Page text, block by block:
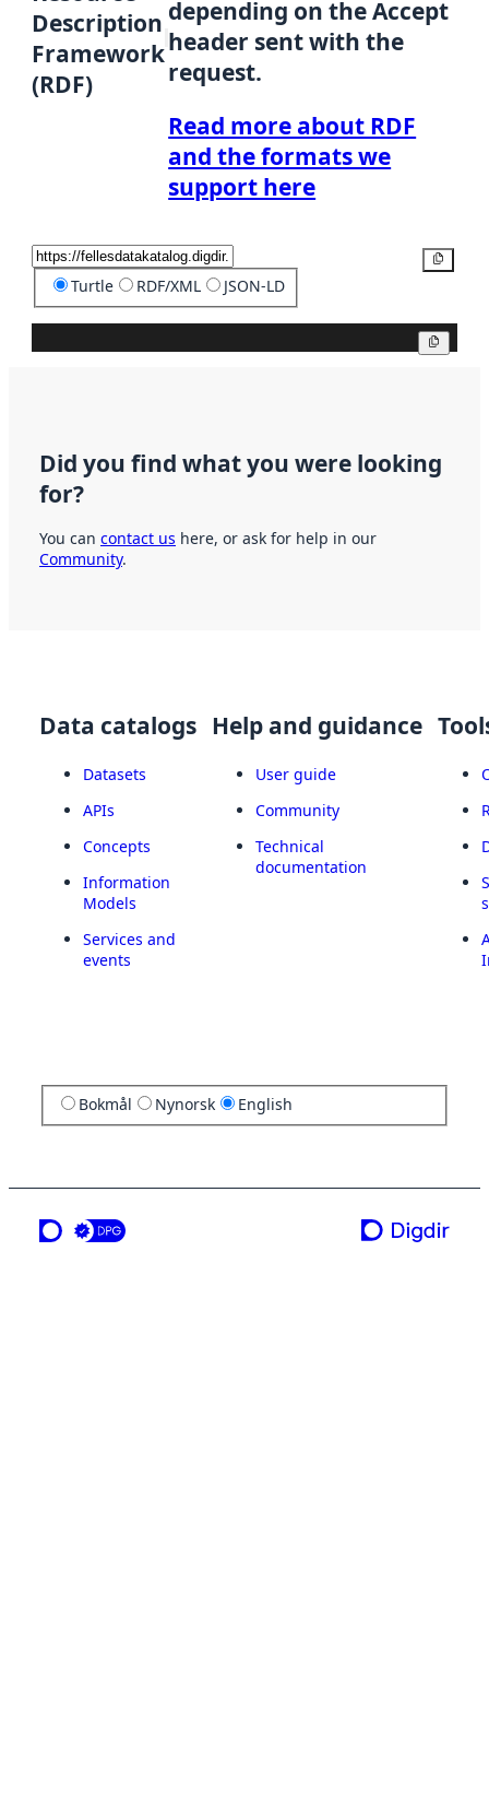
Description
Framework
(RDF)
depending on the Accept
header sent with the
request.
Read more about RDF
and the formats we
support here
Turtle RDF/XML JSON-LD
Did you find what you were looking
for?
You can contact us here, or ask for help in our
Community.
Data catalogs
Datasets
APIs
Concepts
Information
Models
Services and
events
Help and guidance
User guide
Community
Technical
documentation
Bokmål Nynorsk English